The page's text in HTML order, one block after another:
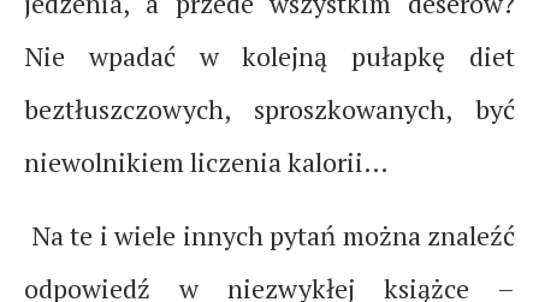
Nie wpadać w kolejną pułapkę diet
beztłuszczowych, sproszkowanych, być
niewolnikiem liczenia kalorii…
Na te i wiele innych pytań można znaleźć
odpowiedź w niezwykłej książce –